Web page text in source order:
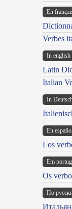
En
Verbes
In english
Latin
Italian
In
En
Los
Em
Os
По